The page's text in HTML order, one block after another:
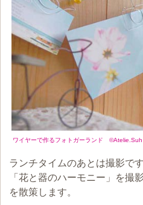
ワイヤーで作るフォトガーランド ©Atelie.Suh
ランチタイムのあとは撮影で
「花と器のハーモニー」を撮
を散策します。